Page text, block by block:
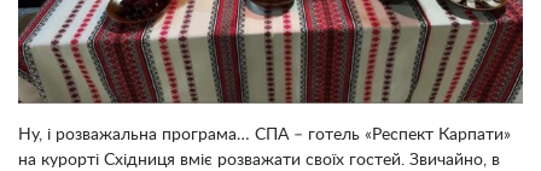
Ну, і розважальна програма… СПА – готель «Респект Карпати»
на курорті Східниця вміє розважати своїх гостей. Звичайно, в